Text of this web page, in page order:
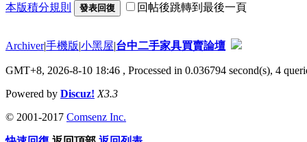
本版積分規則 發表回復 回帖後跳轉到最後一頁
Archiver|手機版|小黑屋|台中二手家具買賣論壇
GMT+8, 2026-8-10 18:46 , Processed in 0.036794 second(s), 4
Powered by Discuz! X3.3
© 2001-2017 Comsenz Inc.